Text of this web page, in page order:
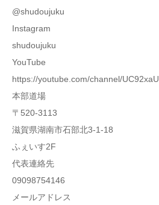
@shudoujuku
Instagram
shudoujuku
YouTube
https://youtube.com/channel/
本部道場
〒520-3113
滋賀県湖南市石部北3-1-18
ふぇいす2F
代表連絡先
09098754146
メールアドレス